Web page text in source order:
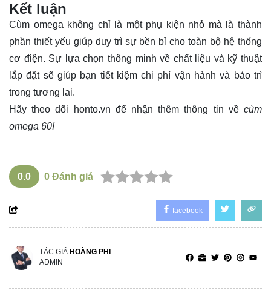
Kết luận
Cùm omega không chỉ là một phụ kiện nhỏ mà là thành
phần thiết yếu giúp duy trì sự bền bỉ cho toàn bộ hệ thống
cơ điện. Sự lựa chọn thông minh về chất liệu và kỹ thuật
lắp đặt sẽ giúp bạn tiết kiệm chi phí vận hành và bảo trì
trong tương lai.
Hãy theo dõi
honto.vn để nhận thêm thông tin vềcùm
omega 60!
0.0 0 Đánh giá
facebook
TÁC GIẢ HOÀNG PHI
ADMIN